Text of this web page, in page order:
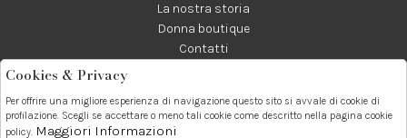
La nostra storia
Donna boutique
Contatti
Telefono:
089237858
Whatsapp:
3338855601
Contatti:
info@donna1981.it
Cookies & Privacy
Per offrire una migliore esperienza di navigazione questo sito si avvale di cookie di
profilazione. Scegli se accettare o meno tali cookie come descritto nella pagina cookie
policy. Maggiori Informazioni